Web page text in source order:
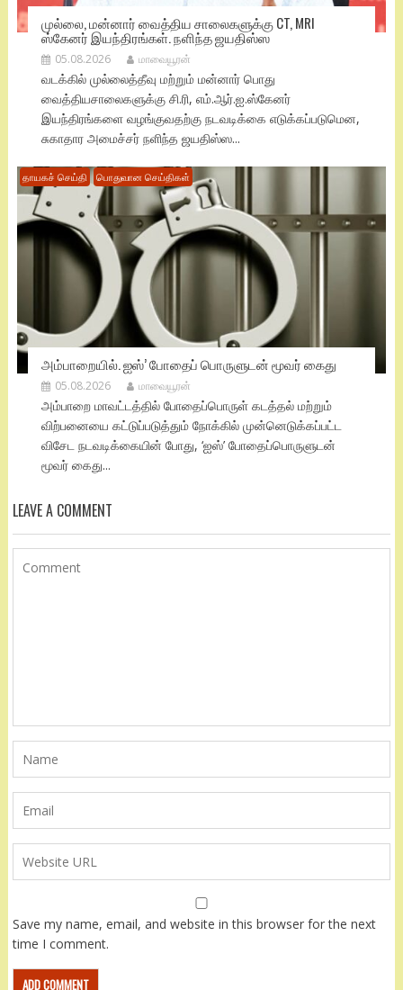
முல்லை, மன்னார் வைத்திய சாலைகளுக்கு CT, MRI
ஸ்கேனர் இயந்திரங்கள். நளிந்த ஜயதிஸ்ஸ
05.08.2026 மாவையூரன்
வடக்கில் முல்லைத்தீவு மற்றும் மன்னார் பொது
வைத்தியசாலைகளுக்கு சி.ரி, எம்.ஆர்.ஐ.ஸ்கேனர்
இயந்திரங்களை வழங்குவதற்கு நடவடிக்கை எடுக்கப்படுமென,
சுகாதார அமைச்சர் நளிந்த ஜயதிஸ்ஸ...
தாயகச் செய்தி பொதுவான செய்திகள்
அம்பாறையில். ஐஸ்’ போதைப் பொருளுடன் மூவர் கைது
05.08.2026 மாவையூரன்
அம்பாறை மாவட்டத்தில் போதைப்பொருள் கடத்தல் மற்றும்
விற்பனையை கட்டுப்படுத்தும் நோக்கில் முன்னெடுக்கப்பட்ட
விசேட நடவடிக்கையின் போது, ‘ஐஸ்’ போதைப்பொருளுடன்
மூவர் கைது...
LEAVE A COMMENT
Save my name, email, and website in this browser for the next
time I comment.